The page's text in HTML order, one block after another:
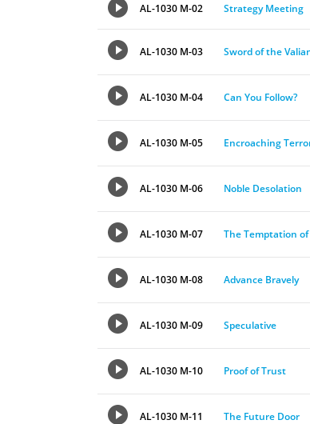
AL-1030 M-02 Strategy Meeting
AL-1030 M-03 Sword of the
AL-1030 M-04 Can You Follow?
AL-1030 M-05 Encroaching
AL-1030 M-06 Noble Desolation
AL-1030 M-07 The Temptation
AL-1030 M-08 Advance Bravely
AL-1030 M-09 Speculative
AL-1030 M-10 Proof of Trust
AL-1030 M-11 The Future Door